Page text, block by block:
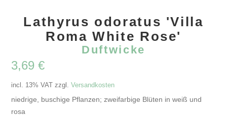
Lathyrus odoratus 'Villa
Roma White Rose'
Duftwicke
3,69€
incl. 13% VAT zzgl.Versandkosten
niedrige, buschige Pflanzen; zweifarbige Blüten in weiß und
rosa